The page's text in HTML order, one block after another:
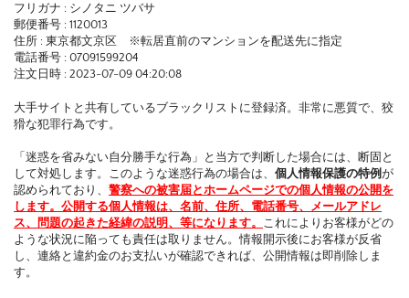
フリガナ : シノタニ ツバサ
郵便番号 : 1120013
住所 : 東京都文京区 ※転居直前のマンションを配送先に指定
電話番号 : 07091599204
注文日時 : 2023-07-09 04:20:08
大手サイトと共有しているブラックリストに登録済。非常に悪質で、狡
猾な犯罪行為です。
「迷惑を省みない自分勝手な行為」と当方で判断した場合には、断固と
して対処します。このような迷惑行為の場合は、 個人情報保護の特例が
認められており、 警察への被害届とホームページでの個人情報の公開を
します。公開する個人情報は、名前、住所、電話番号、メールアドレ
ス、問題の起きた経緯の説明、等になります。 これによりお客様がどの
ような状況に陥っても責任は取りません。情報開示後にお客様が反省
し、連絡と違約金のお支払いが確認できれば、公開情報は即削除しま
す。